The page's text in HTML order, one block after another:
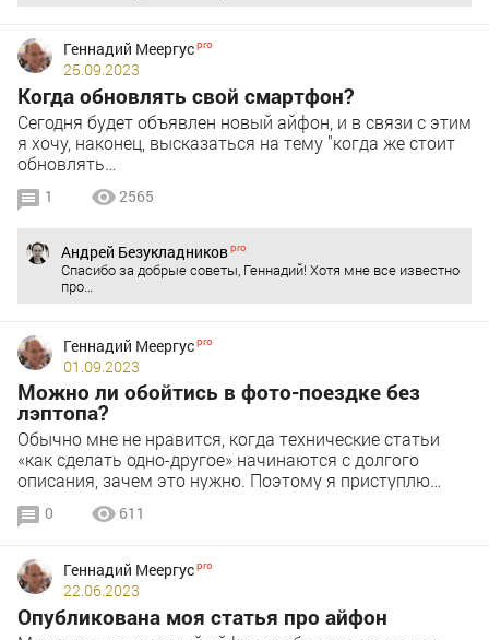
Геннадий Меергус
25.09.2023
Когда обновлять свой смартфон?
Сегодня будет объявлен новый айфон, и в связи с этим
я хочу, наконец, высказаться на тему "когда же стоит
обновлять…
1 2565
Андрей Безукладников
Спасибо за добрые советы, Геннадий! Хотя мне все известно
про…
Геннадий Меергус
01.09.2023
Можно ли обойтись в фото-поездке без
лэптопа?
Обычно мне не нравится, когда технические статьи
«как сделать одно-другое» начинаются с долгого
описания, зачем это нужно. Поэтому я приступлю…
0 611
Геннадий Меергус
22.06.2023
Опубликована моя статья про айфон